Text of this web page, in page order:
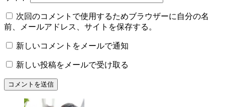
次回のコメントで使用するためブラウザーに自分の名
前、メールアドレス、サイトを保存する。
新しいコメントをメールで通知
新しい投稿をメールで受け取る